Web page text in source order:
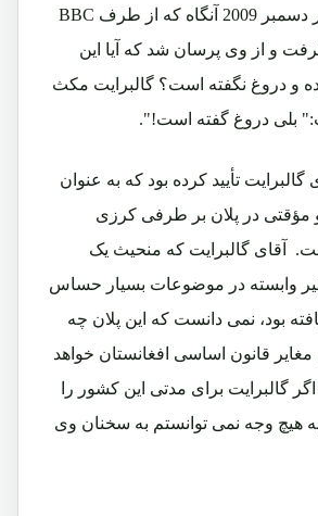
تکذیب کرد؛ ولی در دسمبر 2009 آنگاه که از طرف BBC
و از وی پرسان شد که آیا این
و دروغ نگفته است؟ گالبرایت مکث
بلی دروغ گفته است!".
تأیید کرده بود که به عنوان
مؤقتی در پلان بر طرفی کرزی
آقای گالبرایت که منحیث یک
وابسته در موضوعات بسیار حساس
بود، نمی دانست که این پلان چه
قانون اساسی افغانستان خواهد
اگر گالبرایت برای مدتی این کشور را
هیچ وجه نمی توانستم به سخنان وی